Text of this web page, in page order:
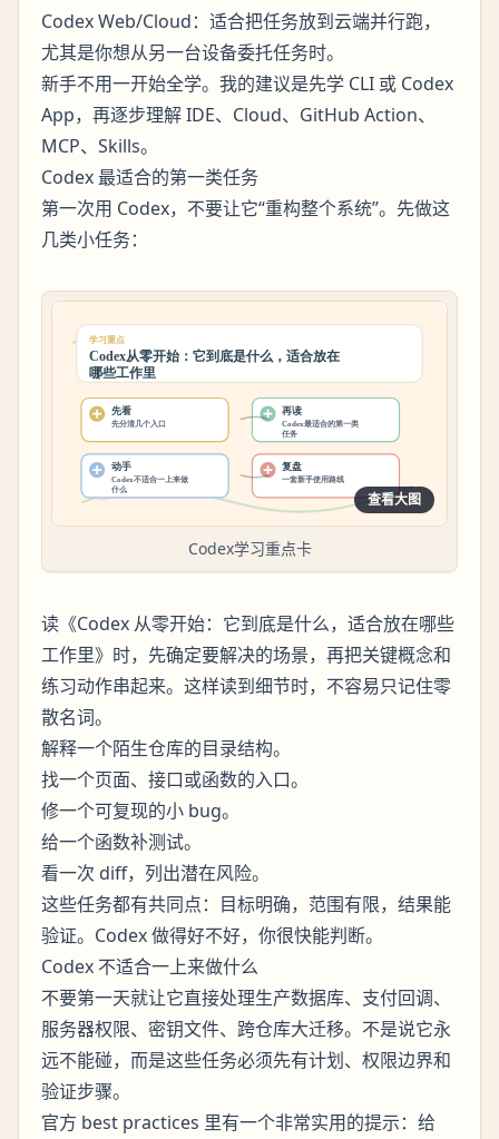
Codex Web/Cloud：适合把任务放到云端并行跑，
尤其是你想从另一台设备委托任务时。
新手不用一开始全学。我的建议是先学 CLI 或 Codex
App，再逐步理解 IDE、Cloud、GitHub Action、
MCP、Skills。
Codex 最适合的第一类任务
第一次用 Codex，不要让它“重构整个系统”。先做这
几类小任务：
查看大图
Codex学习重点卡
读《Codex 从零开始：它到底是什么，适合放在哪些
工作里》时，先确定要解决的场景，再把关键概念和
练习动作串起来。这样读到细节时，不容易只记住零
散名词。
解释一个陌生仓库的目录结构。
找一个页面、接口或函数的入口。
修一个可复现的小 bug。
给一个函数补测试。
看一次 diff，列出潜在风险。
这些任务都有共同点：目标明确，范围有限，结果能
验证。Codex 做得好不好，你很快能判断。
Codex 不适合一上来做什么
不要第一天就让它直接处理生产数据库、支付回调、
服务器权限、密钥文件、跨仓库大迁移。不是说它永
远不能碰，而是这些任务必须先有计划、权限边界和
验证步骤。
官方 best practices 里有一个非常实用的提示：给